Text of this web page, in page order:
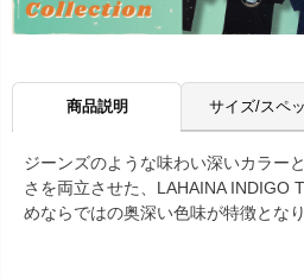
商品説明 サイズ/スペ
ジーンズのような味わい深いカラー
さを両立させた、LAHAINA INDIGO
めならではの奥深い色味が特徴となり